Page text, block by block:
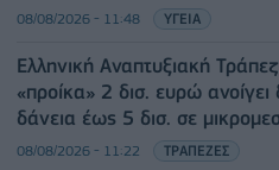
08/08/2026 - 11:48 ΥΓΕΙΑ
Ελληνική Αναπτυξιακή
«προίκα» 2 δισ. ευρώ ανοίγει
δάνεια έως 5 δισ. σε
08/08/2026 - 11:22 ΤΡΑΠΕΖΕΣ